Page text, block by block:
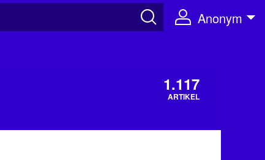
Anonym
1.117
ARTIKEL